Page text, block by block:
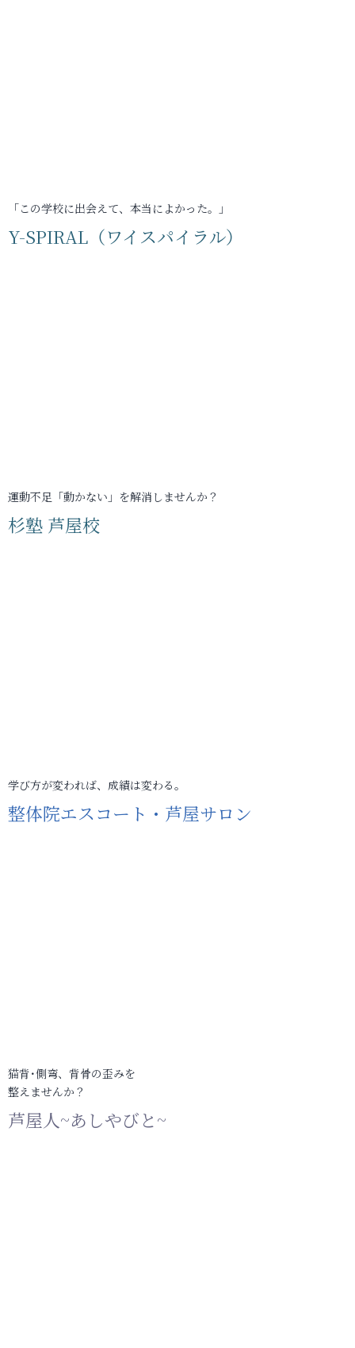
「この学校に出会えて、本当によかった。」
Y-SPIRAL（ワイスパイラル）
運動不足「動かない」を解消しませんか？
杉塾 芦屋校
学び方が変われば、成績は変わる。
整体院エスコート・芦屋サロン
猫背･側弯、背骨の歪みを
整えませんか？
芦屋人~あしやびと~